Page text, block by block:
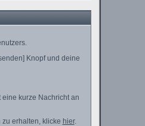
Knopf und deine
kurze Nachricht an
erhalten, klicke hier.